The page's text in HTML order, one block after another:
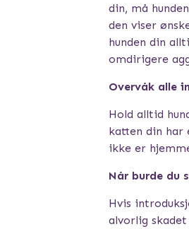
din, må
den viser
hunden din
omdirigere
Overvåk alle
Hold alltid
katten din har
ikke er
Når burde du
Hvis
alvorlig